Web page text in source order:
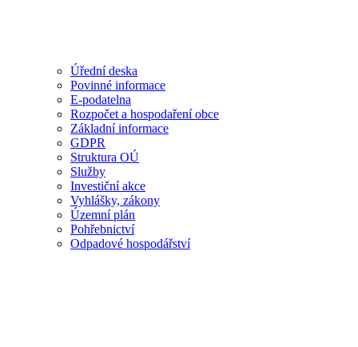
Úřední deska
Povinné informace
E-podatelna
Rozpočet a hospodaření obce
Základní informace
GDPR
Struktura OÚ
Služby
Investiční akce
Vyhlášky, zákony
Územní plán
Pohřebnictví
Odpadové hospodářství